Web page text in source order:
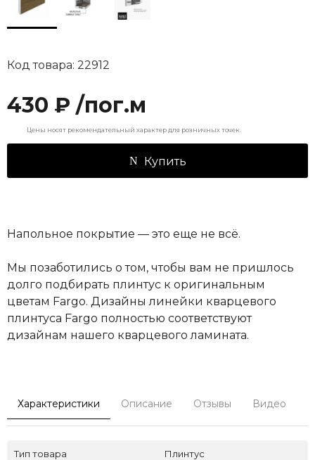
Код товара: 22912
430 ₽ /пог.м
Цены носят рекомендательный характер для розничных точек.
Купить
Напольное покрытие — это еще не всё.
Мы позаботились о том, чтобы вам не пришлось
долго подбирать плинтус к оригинальным
цветам Fargo. Дизайны линейки кварцевого
плинтуса Fargo полностью соответствуют
дизайнам нашего кварцевого ламината.
Характеристики Описание Отзывы Видео
Тип товара Плинтус